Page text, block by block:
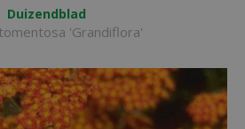
Duizendblad
'Grandiflora'